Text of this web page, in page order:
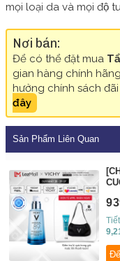
mọi loại da và mọi độ
Nơi bán:
Để có thể đặt mua
gian hàng chính
hưởng chính sách
đây
Sản Phẩm Liên Quan